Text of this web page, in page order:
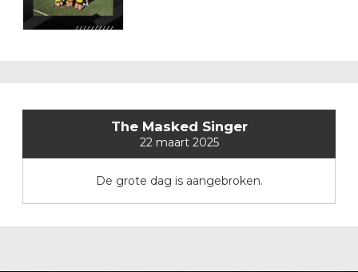
The Masked Singer
22 maart 2025
De grote dag is aangebroken.